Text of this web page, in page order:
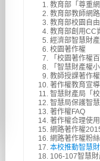
教育部「尊重
教育部教師網
教育部校園自
教育部創用CC
經濟部智慧財
校園著作權
「校園著作權百
「智慧財產權小
教師授課著作
著作權教育宣導
智慧財產局「
智慧局保護智
著作權FAQ
著作權合理使用
網路著作權
網路著作權粉
本校推動智慧
106-107智慧